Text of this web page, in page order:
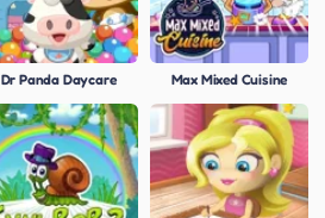
Dr Panda Daycare Max Mixed Cuisine